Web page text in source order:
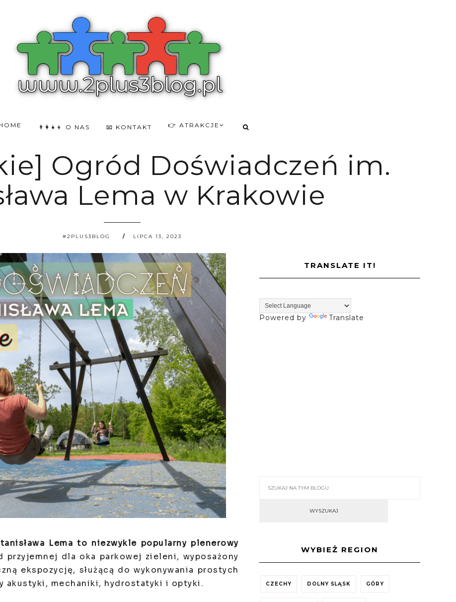
👨‍👩‍👧‍👦 O NAS 📧 KONTAKT 👉 ATRAKCJE
Ogród Doświadczeń im.
Lema w Krakowie
#2PLUS3BLOG LIPCA 13, 2023
Lema to niezwykle popularny plenerowy
przyjemnej dla oka parkowej zieleni, wyposażony
ekspozycję, służącą do wykonywania prostych
akustyki, mechaniki, hydrostatyki i optyki.
TRANSLATE IT!
Powered by Translate
WYBIEŻ REGION
CZECHY DOLNY ŚLĄSK GÓRY